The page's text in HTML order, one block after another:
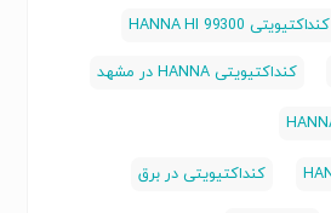
کنداکتیویتی HANNA HI 99300
کنداکتیویتی HANNA در مشهد
کنداکتیویتی در برق